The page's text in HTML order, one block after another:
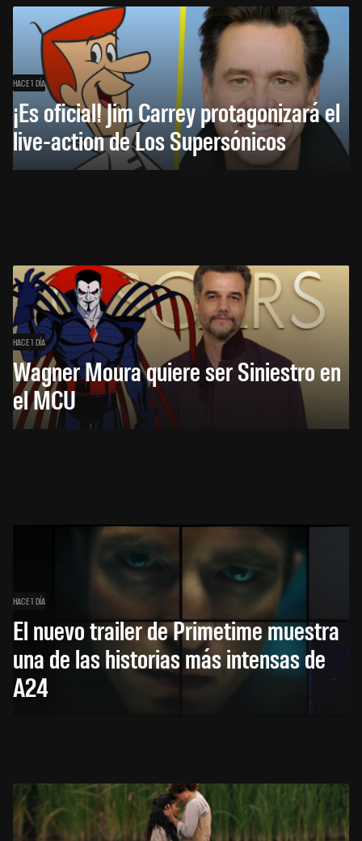
HACE 1 DÍA
¡Es oficial! Jim Carrey protagonizará el
live-action de Los Supersónicos
HACE 1 DÍA
Wagner Moura quiere ser Siniestro en
el MCU
HACE 1 DÍA
El nuevo trailer de Primetime muestra
una de las historias más intensas de
A24